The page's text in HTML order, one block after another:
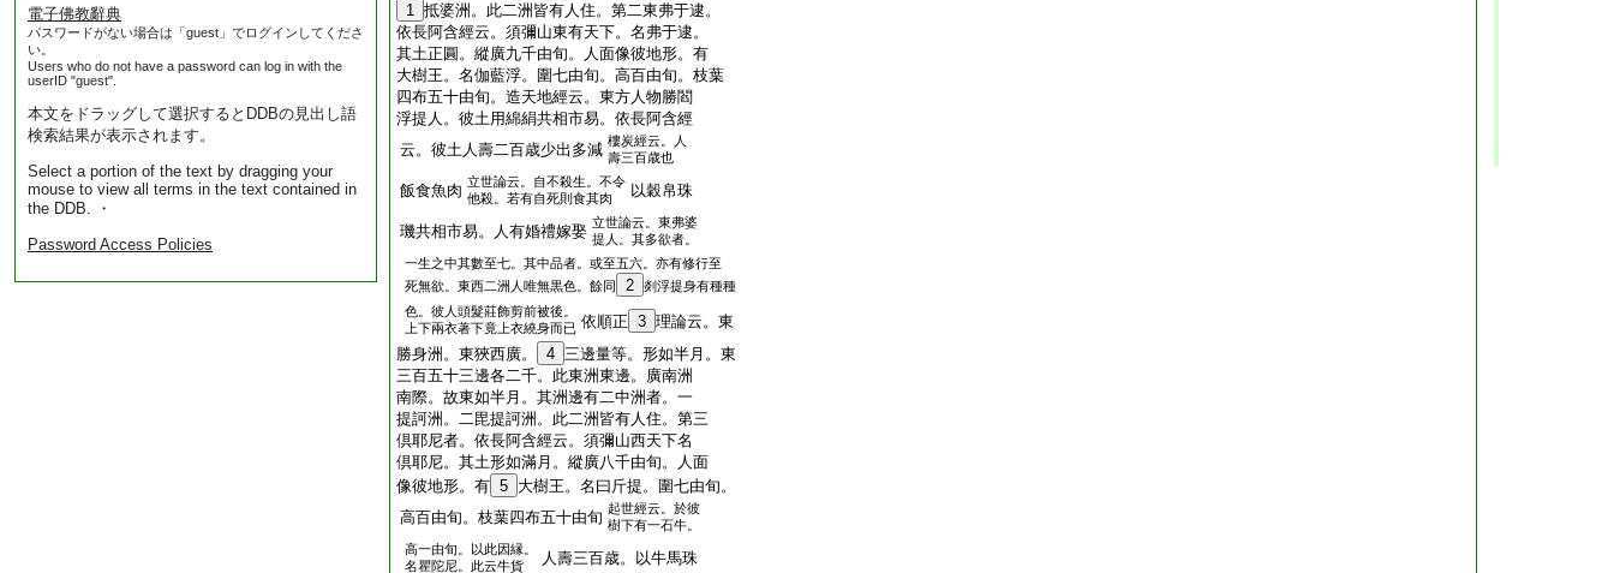
電子佛教辭典
パスワードがない場合は「guest」でログインしてくださ
い。
Users who do not have a password can log in with the
userID "guest".
本文をドラッグして選択するとDDBの見出し語
検索結果が表示されます。
Select a portion of the text by dragging your
mouse to view all terms in the text contained in
the DDB. ・
Password Access Policies
1 抵婆洲。此二洲皆有人住。第二東弗于逮。
依長阿含經云。須彌山東有天下。名弗于逮。
其土正圓。縱廣九千由旬。人面像彼地形。有
大樹王。名伽藍浮。圍七由旬。高百由旬。枝葉
四布五十由旬。造天地經云。東方人物勝閻
浮提人。彼土用綿絹共相市易。依長阿含經
云。彼土人壽二百歳少出多減 樓炭經云。人
壽三百歳也
飯食魚肉 立世論云。自不殺生。不令
他殺。若有自死則食其肉
以穀帛珠
璣共相市易。人有婚禮嫁娶 立世論云。東弗婆
提人。其多欲者。
一生之中其數至七。其中品者。或至五六。亦有修行至
死無欲。東西二洲人唯無黒色。餘同
2
剡浮提身有種種
色。彼人頭髮莊飾剪前被後。
上下兩衣著下竟上衣繞身而已 依順正 3 理論云。東
勝身洲。東狹西廣。
4 三邊量等。形如半月。東
三百五十三邊各二千。此東洲東邊。廣南洲
南際。故東如半月。其洲邊有二中洲者。一
提訶洲。二毘提訶洲。此二洲皆有人住。第三
倶耶尼者。依長阿含經云。須彌山西天下名
倶耶尼。其土形如滿月。縱廣八千由旬。人面
像彼地形。有 5 大樹王。名曰斤提。圍七由旬。
高百由旬。枝葉四布五十由旬 起世經云。於彼
樹下有一石牛。
高一由旬。以此因縁。
名瞿陀尼。此云牛貨
人壽三百歳。以牛馬珠